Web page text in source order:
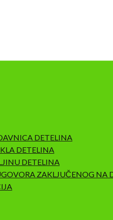
DETELINA
DETELINA
DETELINA
ZAKLJUČENOG NA